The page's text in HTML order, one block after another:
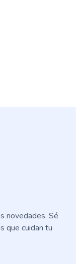
novedades. Sé
que cuidan tu